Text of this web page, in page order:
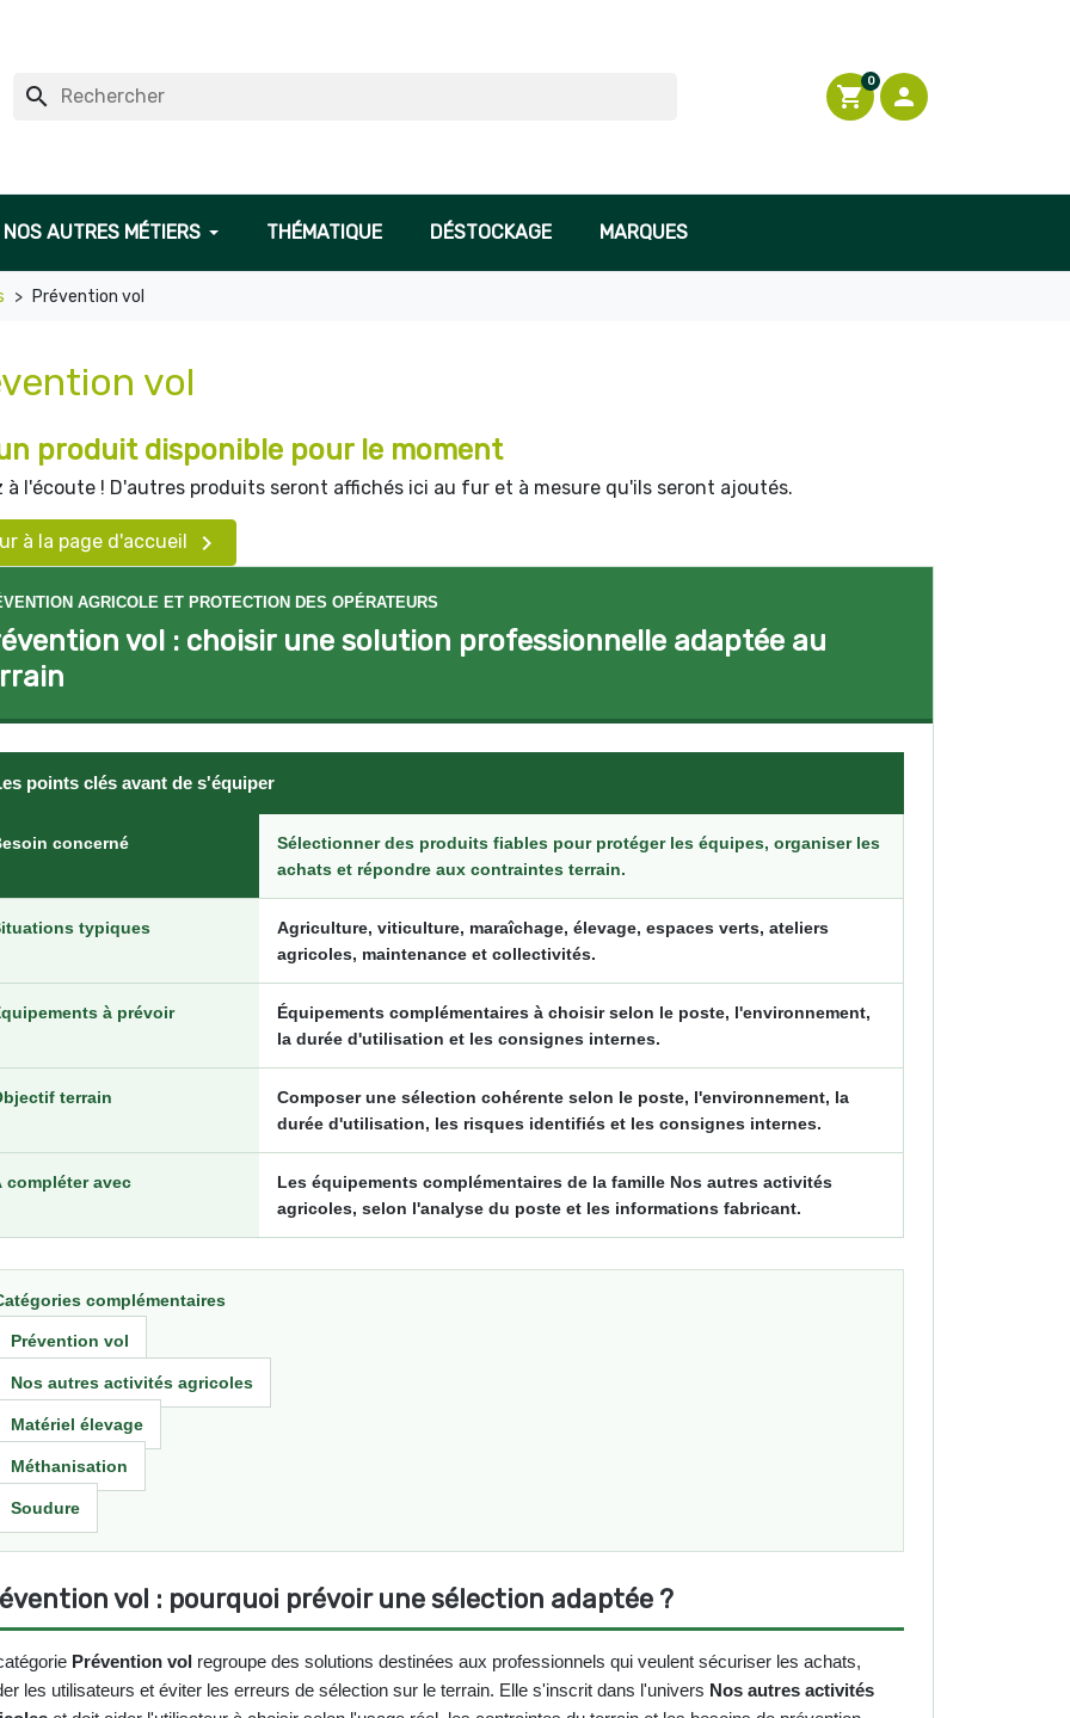
search shopping_cart
0

Connexion
NOS AUTRES MÉTIERS THÉMATIQUE DÉSTOCKAGE MARQUES
Prévention vol
vol
produit disponible pour le moment
à l'écoute ! D'autres produits seront affichés ici au fur et à mesure qu'ils seront ajoutés.
à la page d'accueil 
AGRICOLE ET PROTECTION DES OPÉRATEURS
vol : choisir une solution professionnelle adaptée au
points clés avant de s'équiper
concerné
Sélectionner des produits fiables pour protéger les équipes, organiser les
achats et répondre aux contraintes terrain.
typiques
Agriculture, viticulture, maraîchage, élevage, espaces verts, ateliers
agricoles, maintenance et collectivités.
à prévoir
Équipements complémentaires à choisir selon le poste, l'environnement,
la durée d'utilisation et les consignes internes.
terrain
Composer une sélection cohérente selon le poste, l'environnement, la
durée d'utilisation, les risques identifiés et les consignes internes.
compléter avec
Les équipements complémentaires de la famille Nos autres activités
agricoles, selon l'analyse du poste et les informations fabricant.
complémentaires
Prévention vol
Nos autres activités agricoles
Matériel élevage
Méthanisation
Soudure
vol : pourquoi prévoir une sélection adaptée ?
Prévention vol regroupe des solutions destinées aux professionnels qui veulent sécuriser les achats,
les utilisateurs et éviter les erreurs de sélection sur le terrain. Elle s'inscrit dans l'univers Nos autres activités